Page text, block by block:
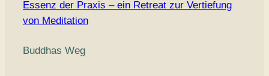
Essenz der Praxis – ein Retreat zur Vertiefung
von Meditation
Buddhas Weg